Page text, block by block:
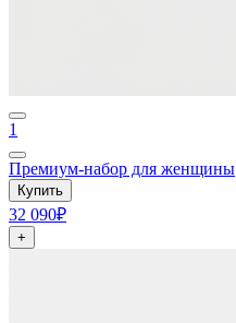
1
Премиум-набор для женщины
Купить
32 090₽
+